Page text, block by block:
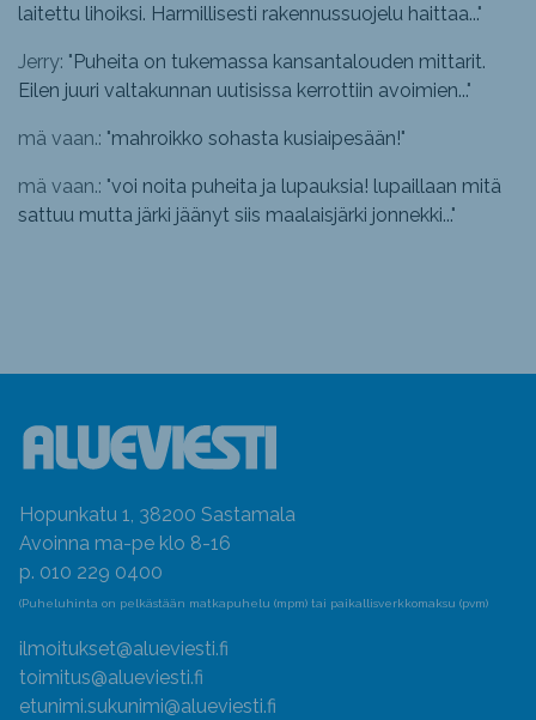
laitettu lihoiksi. Harmillisesti rakennussuojelu haittaa..."
Jerry: " Puheita on tukemassa kansantalouden mittarit.
Eilen juuri valtakunnan uutisissa kerrottiin avoimien..."
mä vaan.: "mahroikko sohasta kusiaipesään!"
mä vaan.: "voi noita puheita ja lupauksia! lupaillaan mitä
sattuu mutta järki jäänyt siis maalaisjärki jonnekki..."
Hopunkatu 1, 38200 Sastamala
Avoinna ma-pe klo 8-16
p. 010 229 0400
(Puheluhinta on pelkästään matkapuhelu (mpm) tai paikallisverkkomaksu (pvm)
ilmoitukset@alueviesti.fi
toimitus@alueviesti.fi
etunimi.sukunimi@alueviesti.fi